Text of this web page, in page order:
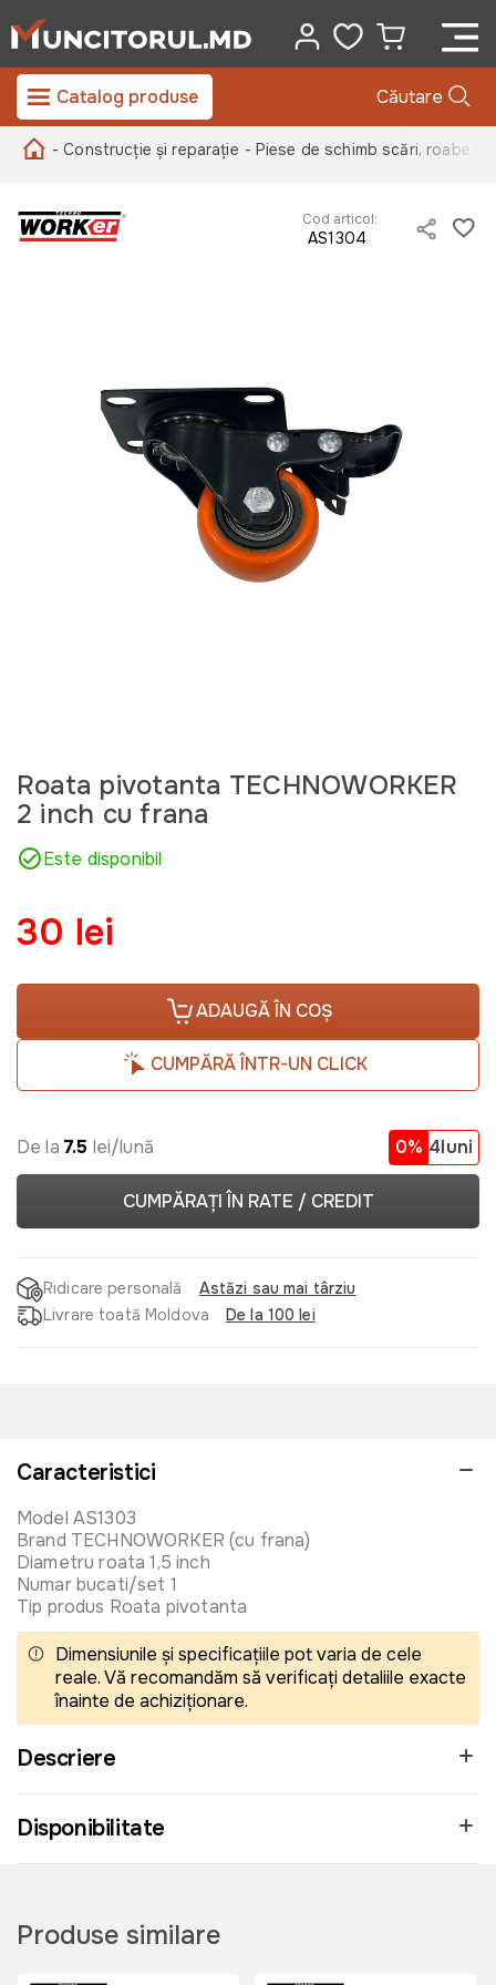
Catalog produse Căutare
- Construcție și reparație - Piese de schimb scări, roabe și
Cod articol:
AS1304
Roata pivotanta TECHNOWORKER
2 inch cu frana
Este disponibil
30 lei
ADAUGĂ ÎN COȘ
CUMPĂRĂ ÎNTR-UN CLICK
De la 7.5 lei/lună 0% 4luni
CUMPĂRAȚI ÎN RATE / CREDIT
Ridicare personală
Astăzi sau mai târziu
Livrare toată Moldova
De la 100 lei
Caracteristici
Model AS1303
Brand TECHNOWORKER (cu frana)
Diametru roata 1,5 inch
Numar bucati/set 1
Tip produs Roata pivotanta
Dimensiunile și specificațiile pot varia de cele
reale. Vă recomandăm să verificați detaliile exacte
înainte de achiziționare.
Descriere
Disponibilitate
Produse similare